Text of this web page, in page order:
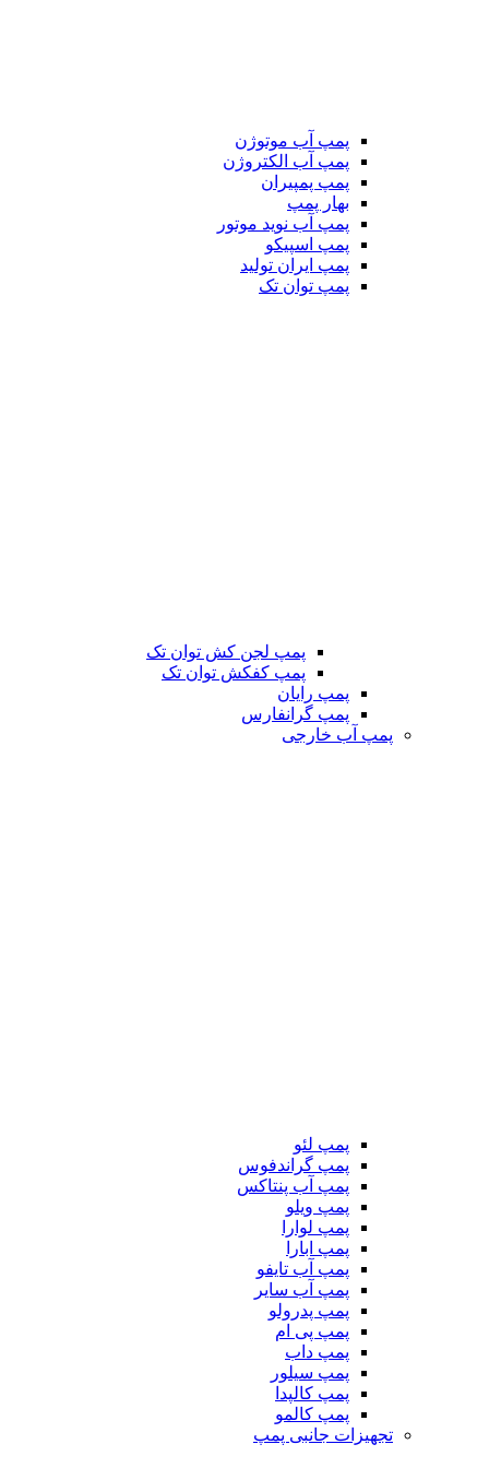
پمپ آب موتوژن
پمپ آب الکتروژن
پمپ پمپیران
بهار پمپ
پمپ آب نوید موتور
پمپ اسپیکو
پمپ ایران تولید
پمپ توان تک
پمپ لجن کش توان تک
پمپ کفکش توان تک
پمپ رایان
پمپ گرانفارس
پمپ آب خارجی
پمپ لئو
پمپ گراندفوس
پمپ آب پنتاکس
پمپ ویلو
پمپ لوارا
پمپ ابارا
پمپ آب تایفو
پمپ آب سایر
پمپ پدرولو
پمپ پی ام
پمپ داب
پمپ سیلور
پمپ کالپدا
پمپ کالمو
تجهیزات جانبی پمپ